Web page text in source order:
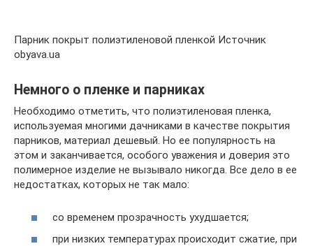
Парник покрыт полиэтиленовой пленкой Источник
obyava.ua
Немного о пленке и парниках
Необходимо отметить, что полиэтиленовая пленка,
используемая многими дачниками в качестве покрытия
парников, материал дешевый. Но ее популярность на
этом и заканчивается, особого уважения и доверия это
полимерное изделие не вызывало никогда. Все дело в ее
недостатках, которых не так мало:
со временем прозрачность ухудшается;
при низких температурах происходит сжатие, при